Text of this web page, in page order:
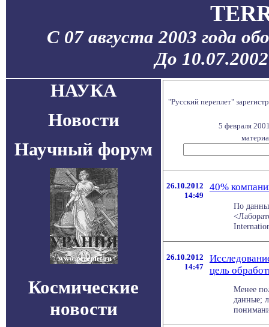
С 07 августа 2003 года
До
НАУКА
Новости
Научный форум
Космические
новости
"Русский переплет"
5 февраля
26.10.2012
14:49
40%
По
26.10.2012
14:47
цель
Менее
данные;